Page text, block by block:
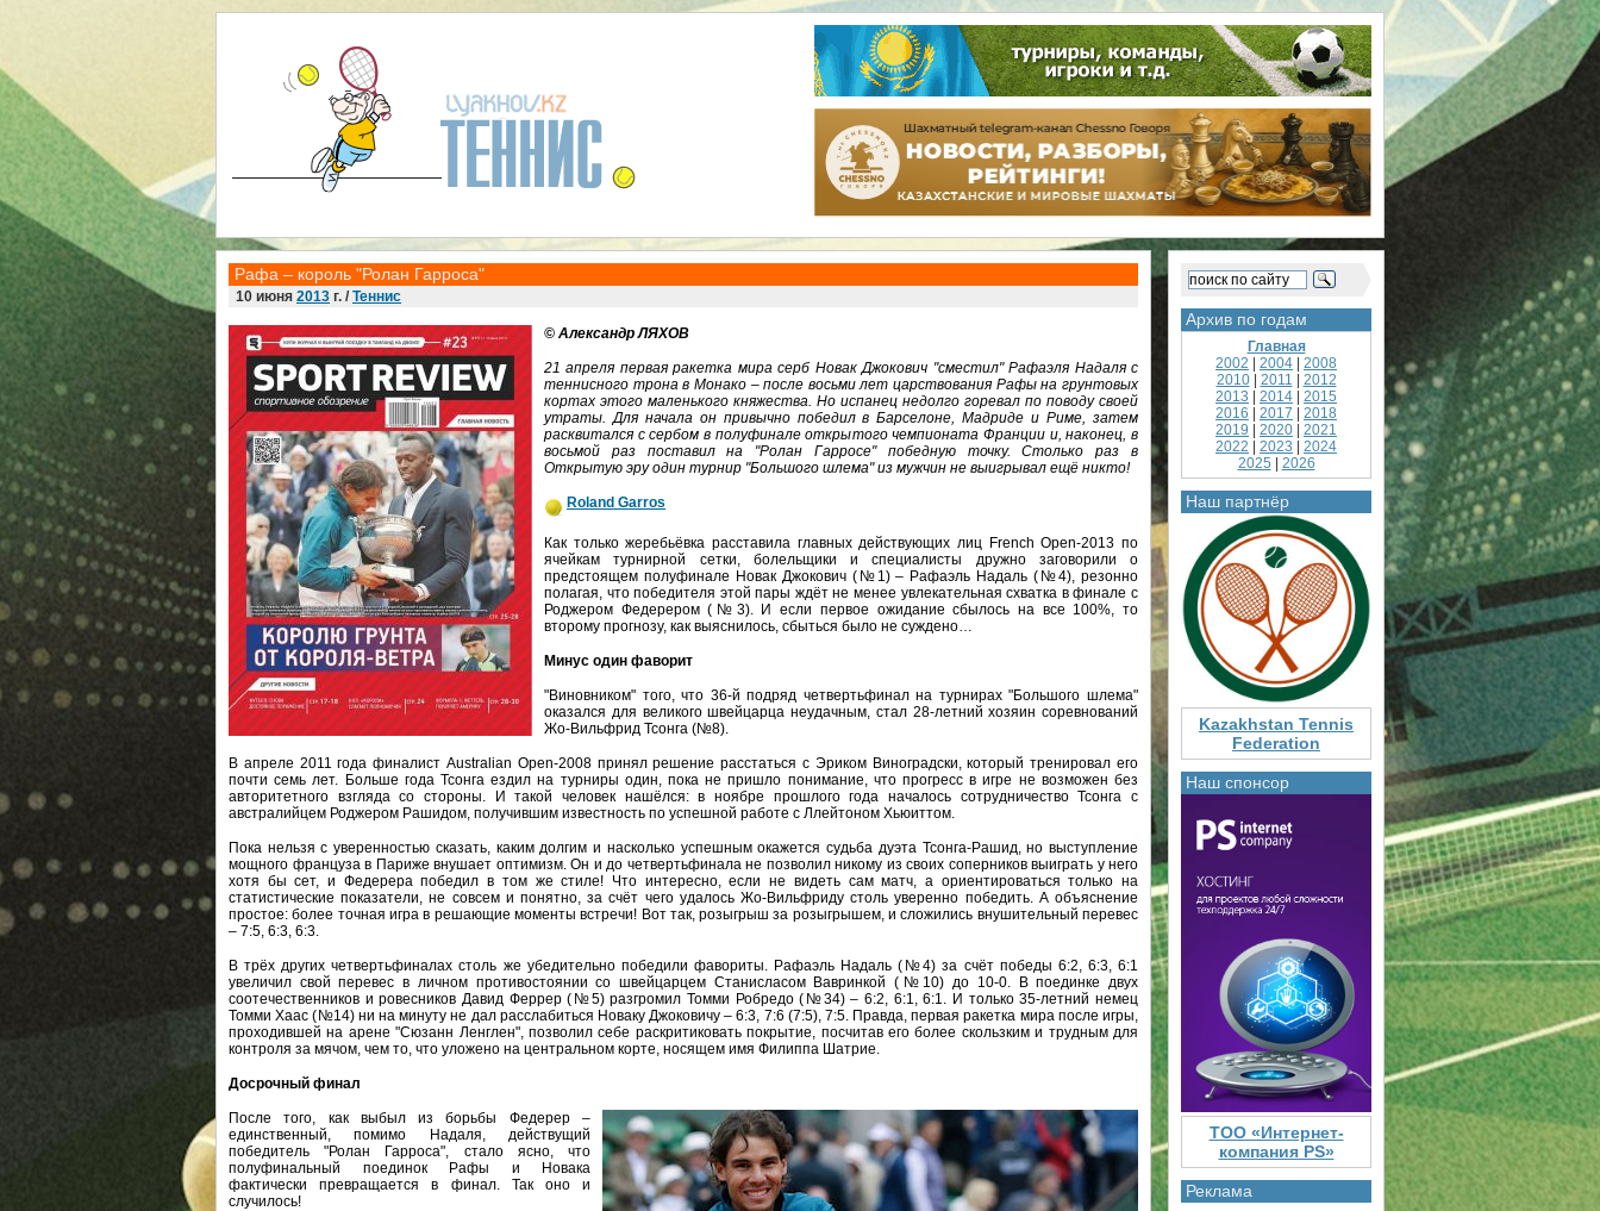
Рафа – король "Ролан Гарроса"
10 июня 2013 г. / Теннис
© Александр ЛЯХОВ
21 апреля первая ракетка мира серб Новак Джокович "сместил" Рафаэля Надаля с
теннисного трона в Монако – после восьми лет царствования Рафы на грунтовых
кортах этого маленького княжества. Но испанец недолго горевал по поводу своей
утраты. Для начала он привычно победил в Барселоне, Мадриде и Риме, затем
расквитался с сербом в полуфинале открытого чемпионата Франции и, наконец, в
восьмой раз поставил на "Ролан Гарросе" победную точку. Столько раз в
Открытую эру один турнир "Большого шлема" из мужчин не выигрывал ещё никто!
Roland Garros
Как только жеребьёвка расставила главных действующих лиц French Open-2013 по
ячейкам турнирной сетки, болельщики и специалисты дружно заговорили о
предстоящем полуфинале Новак Джокович (№1) – Рафаэль Надаль (№4), резонно
полагая, что победителя этой пары ждёт не менее увлекательная схватка в финале с
Роджером Федерером (№3). И если первое ожидание сбылось на все 100%, то
второму прогнозу, как выяснилось, сбыться было не суждено…
Минус один фаворит
"Виновником" того, что 36-й подряд четвертьфинал на турнирах "Большого шлема"
оказался для великого швейцарца неудачным, стал 28-летний хозяин соревнований
Жо-Вильфрид Тсонга (№8).
В апреле 2011 года финалист Australian Open-2008 принял решение расстаться с Эриком Виноградски, который тренировал его
почти семь лет. Больше года Тсонга ездил на турниры один, пока не пришло понимание, что прогресс в игре не возможен без
авторитетного взгляда со стороны. И такой человек нашёлся: в ноябре прошлого года началось сотрудничество Тсонга с
австралийцем Роджером Рашидом, получившим известность по успешной работе с Ллейтоном Хьюиттом.
Пока нельзя с уверенностью сказать, каким долгим и насколько успешным окажется судьба дуэта Тсонга-Рашид, но выступление
мощного француза в Париже внушает оптимизм. Он и до четвертьфинала не позволил никому из своих соперников выиграть у него
хотя бы сет, и Федерера победил в том же стиле! Что интересно, если не видеть сам матч, а ориентироваться только на
статистические показатели, не совсем и понятно, за счёт чего удалось Жо-Вильфриду столь уверенно победить. А объяснение
простое: более точная игра в решающие моменты встречи! Вот так, розыгрыш за розыгрышем, и сложились внушительный перевес
– 7:5, 6:3, 6:3.
В трёх других четвертьфиналах столь же убедительно победили фавориты. Рафаэль Надаль (№4) за счёт победы 6:2, 6:3, 6:1
увеличил свой перевес в личном противостоянии со швейцарцем Станисласом Вавринкой (№10) до 10-0. В поединке двух
соотечественников и ровесников Давид Феррер (№5) разгромил Томми Робредо (№34) – 6:2, 6:1, 6:1. И только 35-летний немец
Томми Хаас (№14) ни на минуту не дал расслабиться Новаку Джоковичу – 6:3, 7:6 (7:5), 7:5. Правда, первая ракетка мира после игры,
проходившей на арене "Сюзанн Ленглен", позволил себе раскритиковать покрытие, посчитав его более скользким и трудным для
контроля за мячом, чем то, что уложено на центральном корте, носящем имя Филиппа Шатрие.
Досрочный финал
После того, как выбыл из борьбы Федерер –
единственный, помимо Надаля, действущий
победитель "Ролан Гарроса", стало ясно, что
полуфинальный поединок Рафы и Новака
фактически превращается в финал. Так оно и
случилось!
Архив по годам
Главная
2002
2004
2008
2010| 2011
2012
2013
2014
2015
2016
2017
2018
2019
2020
2021
2022
2023
2024
2025
2026
Наш партнёр
Kazakhstan Tennis
Federation
Наш спонсор
ТОО «Интернет-
компания PS»
Реклама